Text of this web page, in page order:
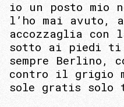
io un posto mio
l’ho mai avuto,
accozzaglia con
sotto ai piedi ti
sempre Berlino,
contro il grigio
sole gratis solo